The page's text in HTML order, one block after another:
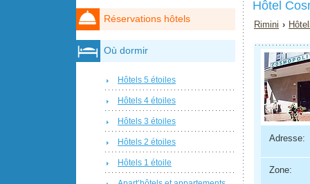
Hôtel
Rimini ›
Adresse:
Zone:
Réservations hôtels
Où dormir
Hôtels 5 étoiles
Hôtels 4 étoiles
Hôtels 3 étoiles
Hôtels 2 étoiles
Hôtels 1 étoile